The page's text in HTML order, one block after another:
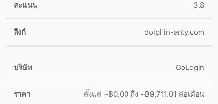
3.8
dolphin-anty.com
GoLogin
ตั้งแต่ ~฿0.00 ถึง ~฿9,711.01 ต่อเดือน